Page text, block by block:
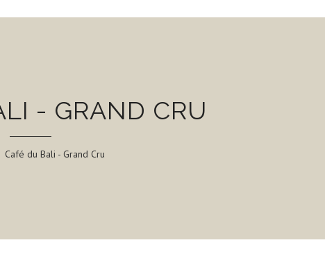
- GRAND CRU
Café du Bali - Grand Cru